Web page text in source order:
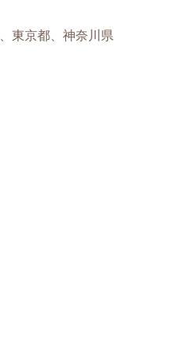
東京都、神奈川県